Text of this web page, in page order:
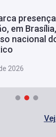
em
nacional
2026